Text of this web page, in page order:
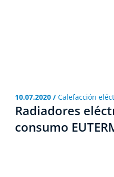
10.07.2020 / Calefacción
Radiadores
consumo